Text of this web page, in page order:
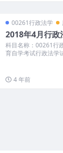
00261行政法学
2018年4月行政
科目名称：00261行
育自学考试行政法学
4 年前